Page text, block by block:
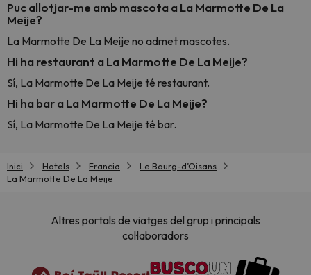
Puc allotjar-me amb mascota a La Marmotte De La
Meije?
La Marmotte De La Meije no admet mascotes.
Hi ha restaurant a La Marmotte De La Meije?
Sí, La Marmotte De La Meije té restaurant.
Hi ha bar a La Marmotte De La Meije?
Sí, La Marmotte De La Meije té bar.
Inici Hotels Francia
Le Bourg-dʼOisans
La Marmotte De La Meije
Altres portals de viatges del grup i principals
col·laboradors